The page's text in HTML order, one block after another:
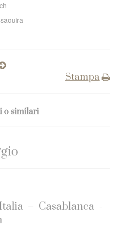
Stampa
o similari
– Casablanca -